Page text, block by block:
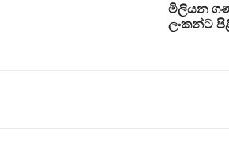
මිලියන
ලංකන්ට